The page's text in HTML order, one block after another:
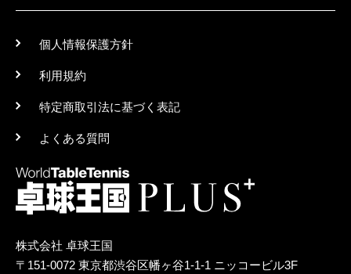
個人情報保護方針
利用規約
特定商取引法に基づく表記
よくある質問
株式会社 卓球王国
〒151-0072 東京都渋谷区幡ヶ谷1-1-1 ニッコービル3F